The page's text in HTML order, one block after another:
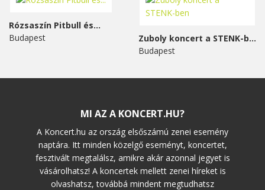
Rózsaszín Pitbull és...
Budapest
Zuboly koncert a STENK-ben
Budapest
MI AZ A KONCERT.HU?
A Koncert.hu az ország elsőszámú zenei esemény
naptára. Itt minden közelgő eseményt, koncertet,
fesztivált megtalálsz, amikre akár azonnal jegyet is
vásárolhatsz! A koncertek mellett zenei híreket is
olvashatsz, továbbá mindent megtudhatsz